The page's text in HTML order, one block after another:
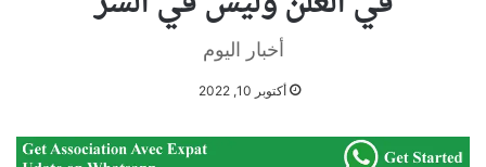
أخبار اليوم
أكتوبر 10, 2022